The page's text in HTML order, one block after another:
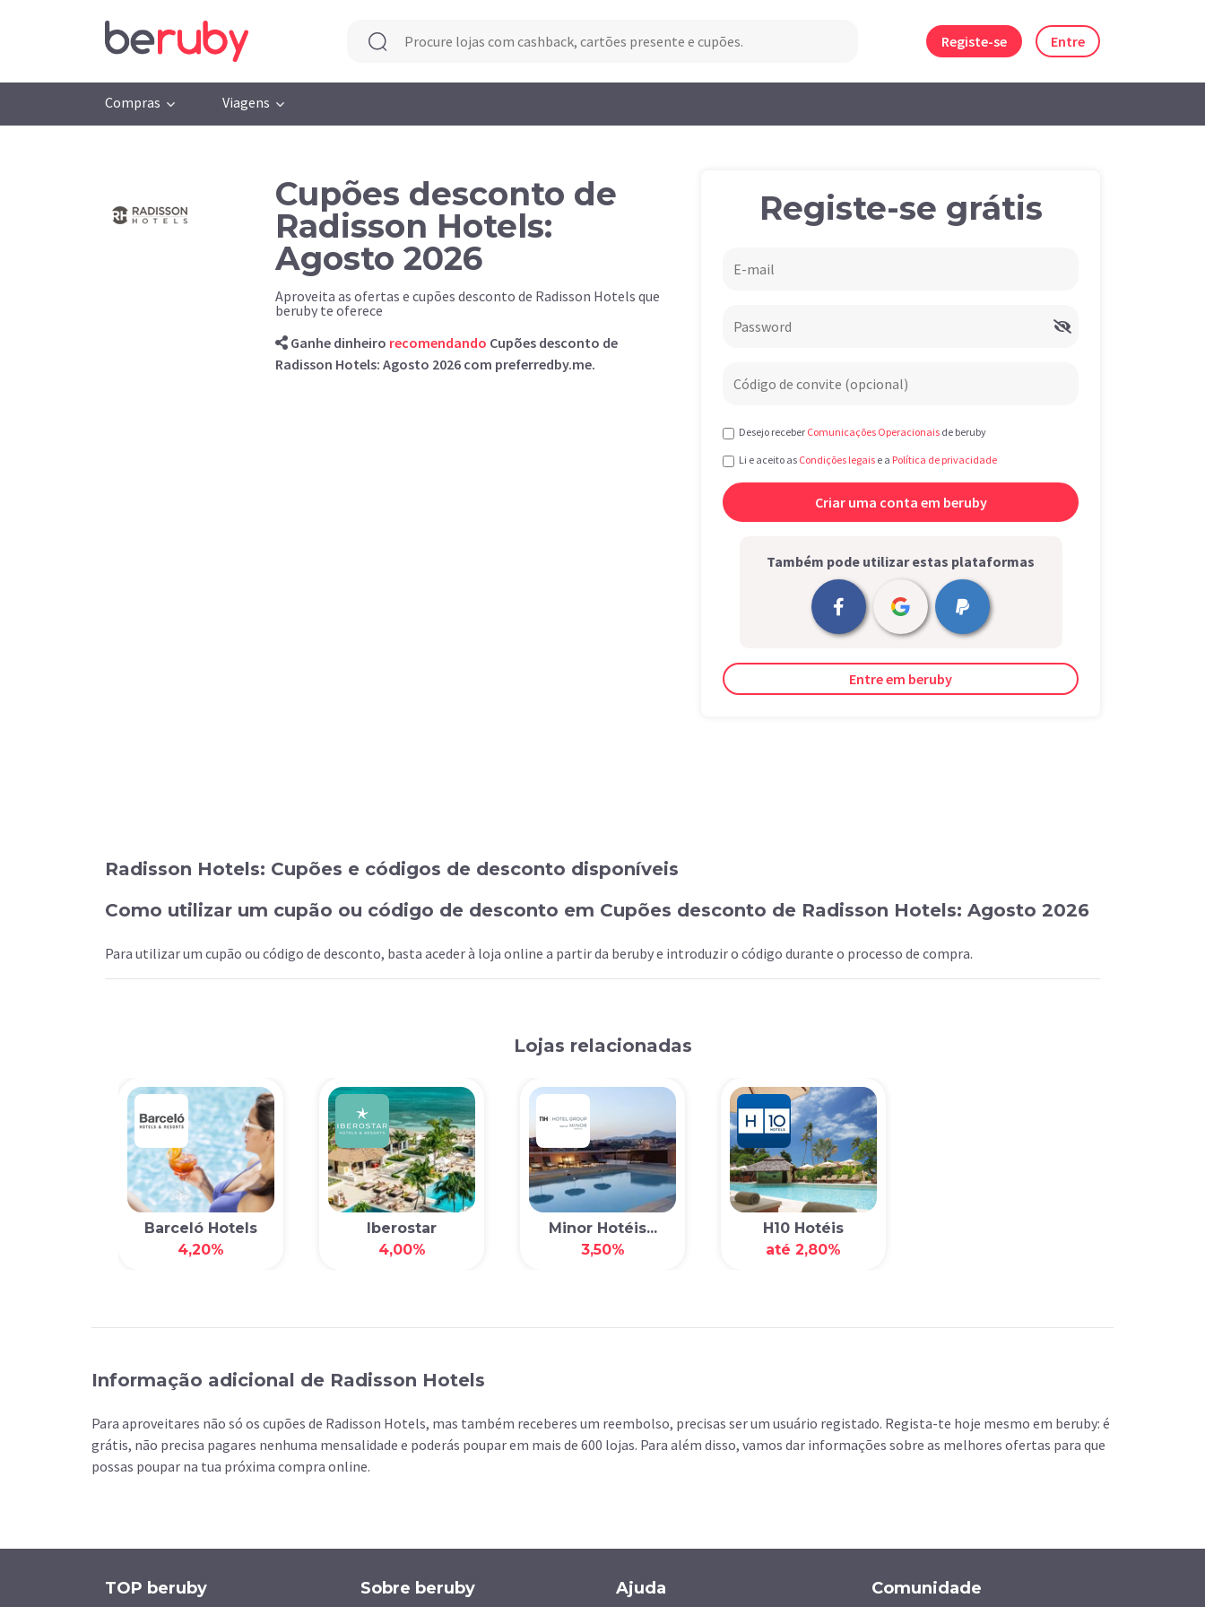
Registe-se Entre
Compras Viagens
Cupões desconto de
Radisson Hotels:
Agosto 2026
Aproveita as ofertas e cupões desconto de Radisson Hotels que
beruby te oferece
Ganhe dinheiro recomendando Cupões desconto de
Radisson Hotels: Agosto 2026 com preferredby.me.
Registe-se grátis
Desejo receber Comunicações Operacionais de beruby
Li e aceito as Condições legais e a Política de privacidade
Também pode utilizar estas plataformas
Entre em beruby
Radisson Hotels: Cupões e códigos de desconto disponíveis
Como utilizar um cupão ou código de desconto em Cupões desconto de Radisson Hotels: Agosto 2026
Para utilizar um cupão ou código de desconto, basta aceder à loja online a partir da beruby e introduzir o código durante o processo de compra.
Lojas relacionadas
Barceló Hotels
4,20%
Iberostar
4,00%
Minor Hotéis...
3,50%
H10 Hotéis
até 2,80%
Informação adicional de Radisson Hotels
Para aproveitares não só os cupões de Radisson Hotels, mas também receberes um reembolso, precisas ser um usuário registado. Regista-te hoje mesmo em beruby: é
grátis, não precisa pagares nenhuma mensalidade e poderás poupar em mais de 600 lojas. Para além disso, vamos dar informações sobre as melhores ofertas para que
possas poupar na tua próxima compra online.
TOP beruby Sobre beruby Ajuda Comunidade